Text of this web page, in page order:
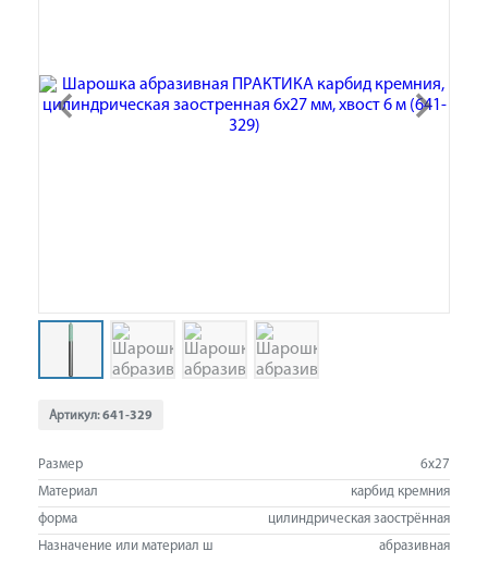
Артикул:641-329
Размер
6х27
Материал
карбид кремния
форма
цилиндрическая заострённая
Назначение или материал ш
абразивная